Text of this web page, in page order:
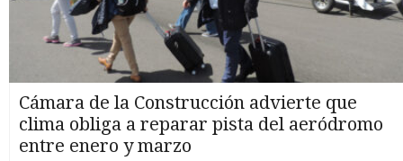
Cámara de la Construcción advierte que
clima obliga a reparar pista del aeródromo
entre enero y marzo